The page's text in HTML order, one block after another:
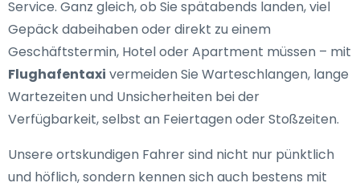
Service. Ganz gleich, ob Sie spätabends landen, viel
Gepäck dabeihaben oder direkt zu einem
Geschäftstermin, Hotel oder Apartment müssen – mit
Flughafentaxi vermeiden Sie Warteschlangen, lange
Wartezeiten und Unsicherheiten bei der
Verfügbarkeit, selbst an Feiertagen oder Stoßzeiten.
Unsere ortskundigen Fahrer sind nicht nur pünktlich
und höflich, sondern kennen sich auch bestens mit